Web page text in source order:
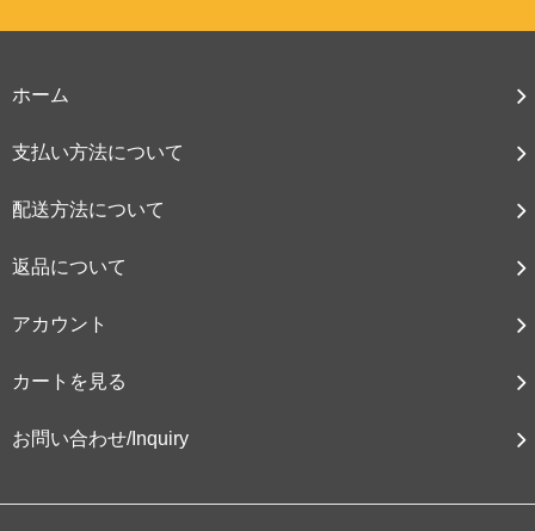
ホーム
支払い方法について
配送方法について
返品について
アカウント
カートを見る
お問い合わせ/Inquiry